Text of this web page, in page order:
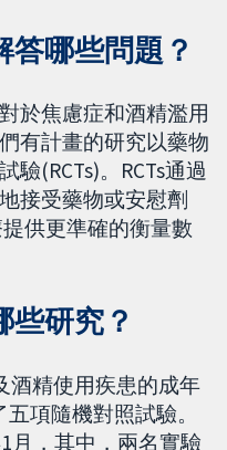
答哪些問題？
於焦慮症和酒精濫用
有計畫的研究以藥物
(RCTs)。RCTs通過
接受藥物或安慰劑
供更準確的衡量數
些研究？
酒精使用疾患的成年
項隨機對照試驗。
月，其中，兩名實驗